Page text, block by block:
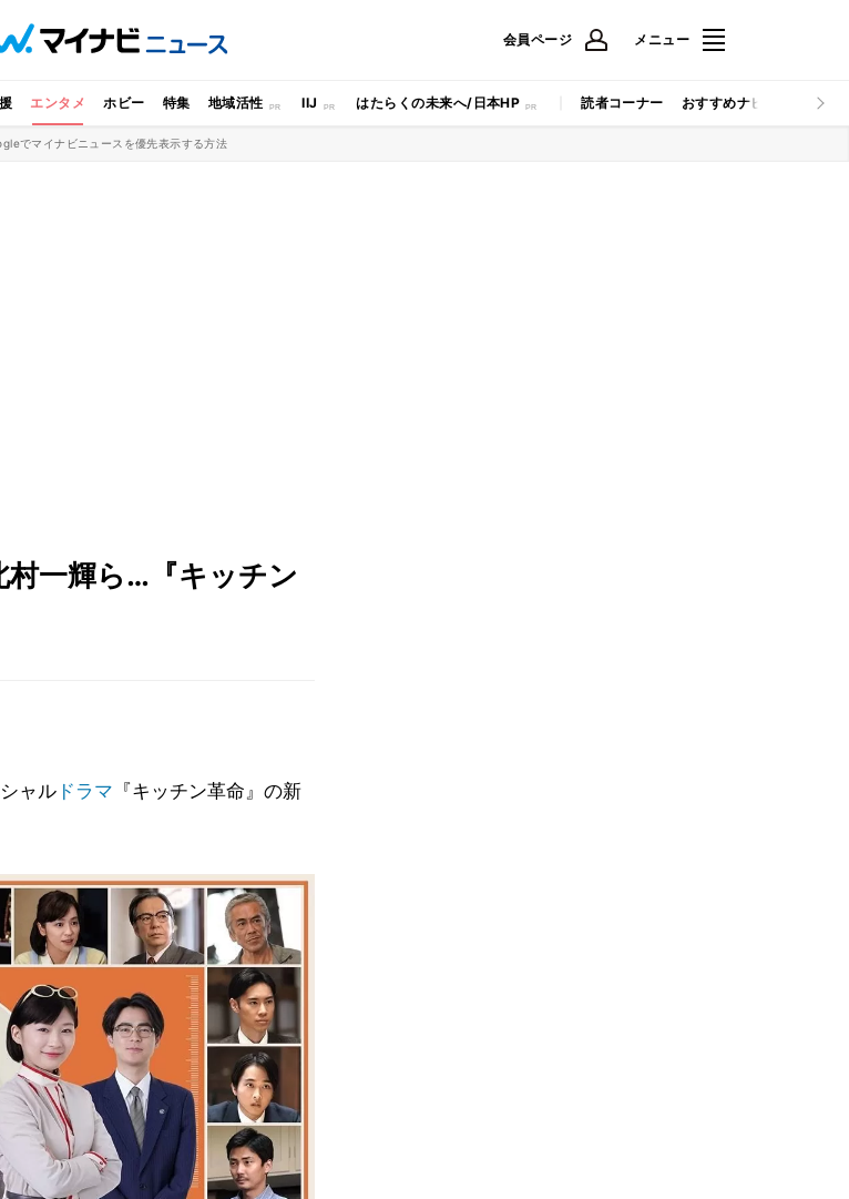
会員ページ メニュー
エンタメ ホビー 特集 地域活性 IIJ はたらくの未来へ/日本HP 読者コーナー おすすめナビ マイナビ
でマイナビニュースを優先表示する方法
村一輝ら…『キッチン
ャル ドラマ 『キッチン革命』の新